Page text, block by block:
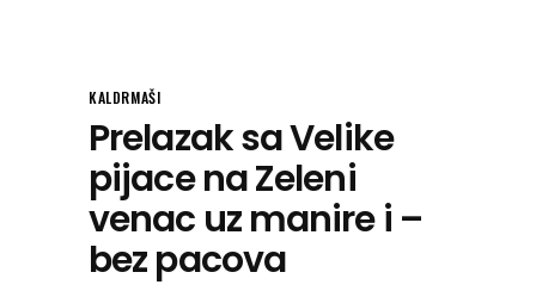
KALDRMAŠI
Prelazak sa Velike
pijace na Zeleni
venac uz manire i –
bez pacova